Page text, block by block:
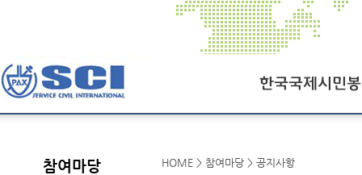
참여마당 HOME > 참여마당 > 공지사항